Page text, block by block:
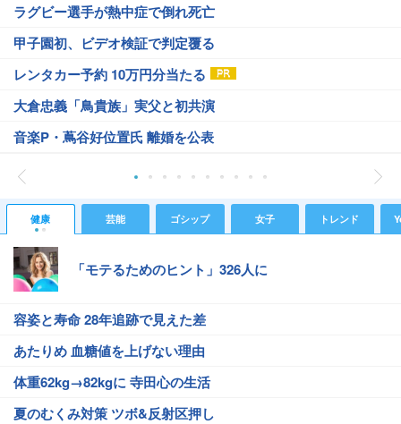
ラグビー選手が熱中症で倒れ死亡
甲子園初、ビデオ検証で判定覆る
レンタカー予約 10万円分当たる
大倉忠義「鳥貴族」実父と初共演
音楽P・蔦谷好位置氏 離婚を公表
健康 芸能 ゴシップ 女子 トレンド
「モテるためのヒント」326人に
容姿と寿命 28年追跡で見えた差
あたりめ 血糖値を上げない理由
体重62kg→82kgに 寺田心の生活
夏のむくみ対策 ツボ&反射区押し